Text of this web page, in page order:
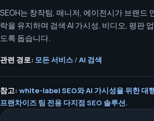
SEOH는 창작팀, 매니저, 에이전시가 브랜드
락을 유지하며 검색·AI 가시성, 비디오, 평판
도록 돕습니다.
관련 경로: 모든 서비스 / AI 검색
참고: white-label SEO와 AI 가시성을 위한 대
프랜차이즈 팀 전용 다지점 SEO 솔루션.